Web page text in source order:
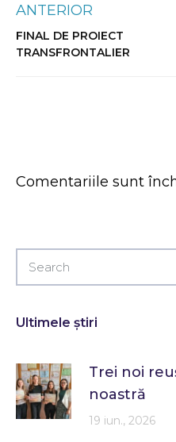
ANTERIOR
FINAL DE PROIECT
TRANSFRONTALIER
Comentariile sunt
Ultimele știri
Trei noi
noastră
19 iun., 2026